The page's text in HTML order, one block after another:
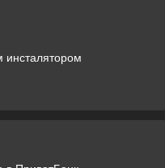
инсталятором